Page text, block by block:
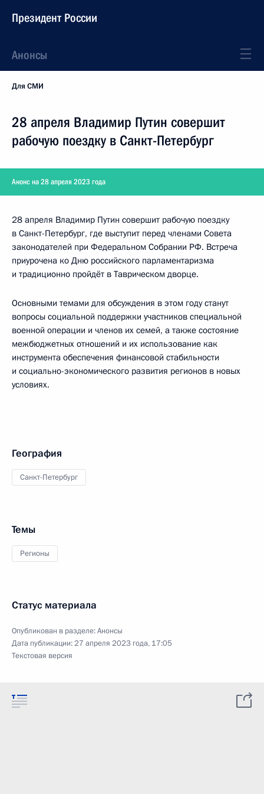
Президент России
Анонсы
Для СМИ
28 апреля Владимир Путин совершит
рабочую поездку в Санкт-Петербург
Анонс на 28 апреля 2023 года
28 апреля Владимир Путин совершит рабочую поездку
в Санкт-Петербург, где выступит перед членами Совета
законодателей при Федеральном Собрании РФ. Встреча
приурочена ко Дню российского парламентаризма
и традиционно пройдёт в Таврическом дворце.
Основными темами для обсуждения в этом году станут
вопросы социальной поддержки участников специальной
военной операции и членов их семей, а также состояние
межбюджетных отношений и их использование как
инструмента обеспечения финансовой стабильности
и социально-экономического развития регионов в новых
условиях.
География
Санкт-Петербург
Темы
Регионы
Статус материала
Опубликован в разделе:Анонсы
Дата публикации:27 апреля 2023 года, 17:05
Текстовая версия